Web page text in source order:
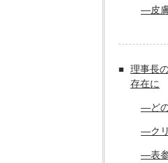
―皮膚
理事長
存在に
―どの
―クリ
―表